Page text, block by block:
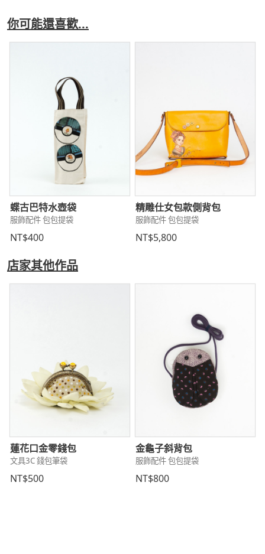
你可能還喜歡...
蝶古巴特水壺袋
服飾配件 包包提袋
NT$400
精雕仕女包款側背包
服飾配件 包包提袋
NT$5,800
店家其他作品
蓮花口金零錢包
文具3C 錢包筆袋
NT$500
金龜子斜背包
服飾配件 包包提袋
NT$800